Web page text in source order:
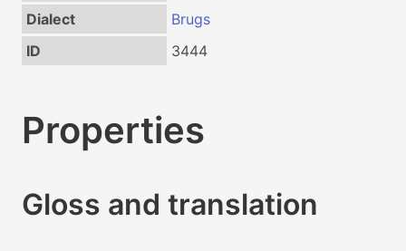
Dialect
Brugs
ID
3444
Properties
Gloss and translation